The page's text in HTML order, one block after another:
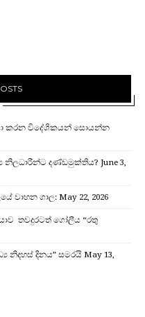
කරන විදේශිකයන් සොයන්න
නිලධාරීන්ට දණ්ඩමුක්තිය? June 3,
වාහන ගාල: May 22, 2026
තවදුරටත් ගෝලීය “රතු
නිදහස් දිනය” සමරයි May 13,